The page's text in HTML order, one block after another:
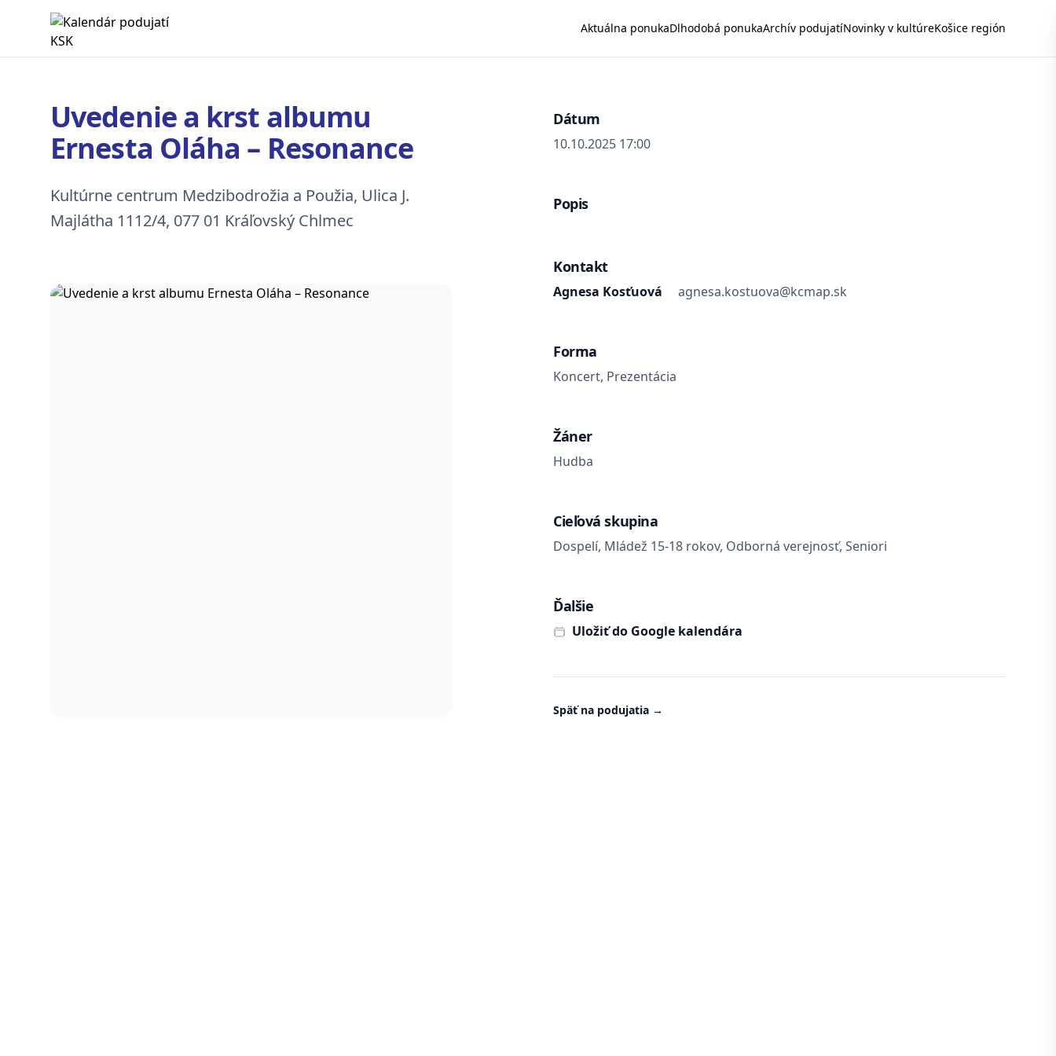
Kalendár podujatí KSK Aktuálna ponukaDlhodobá ponukaArchív podujatíNovinky v kultúreKošice región
Uvedenie a krst albumu
Ernesta Oláha – Resonance
Kultúrne centrum Medzibodrožia a Použia, Ulica J.
Majlátha 1112/4, 077 01 Kráľovský Chlmec
Dátum
10.10.2025 17:00
Popis
Kontakt
Agnesa Kosťuová agnesa.kostuova@kcmap.sk
Forma
Koncert, Prezentácia
Žáner
Hudba
Cieľová skupina
Dospelí, Mládež 15-18 rokov, Odborná verejnosť, Seniori
Ďalšie
Uložiť do Google kalendára
Späť na podujatia →